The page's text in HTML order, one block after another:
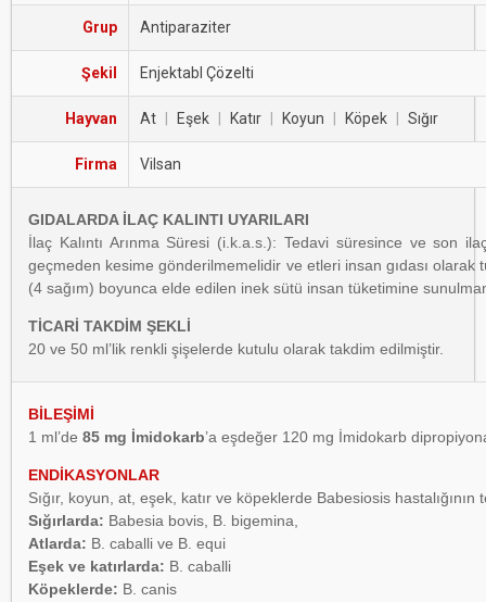
Grup Antiparaziter
Şekil Enjektabl Çözelti
Hayvan At Eşek Katır Koyun Köpek Sığır
Firma Vilsan
GIDALARDA İLAÇ KALINTI UYARILARI
İlaç Kalıntı Arınma Süresi (i.k.a.s.): Tedavi süresince ve son
geçmeden kesime gönderilmemelidir ve etleri insan gıdası
(4 sağım) boyunca elde edilen inek sütü insan tüketimine
TİCARİ TAKDİM ŞEKLİ
20 ve 50 ml’lik renkli şişelerde kutulu olarak takdim edilmiştir.
BİLEŞİMİ
1 ml’de 85 mg İmidokarb’a eşdeğer 120 mg İmidokarb
ENDİKASYONLAR
Sığır, koyun, at, eşek, katır ve köpeklerde Babesiosis
Sığırlarda: Babesia bovis, B. bigemina,
Atlarda: B. caballi ve B. equi
Eşek ve katırlarda: B. caballi
Köpeklerde: B. canis